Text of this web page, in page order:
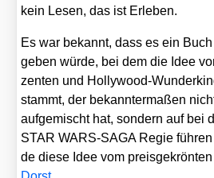
kein Lesen, das ist Erle­ben.
Es war bekannt, dass es ein
geben wür­de, bei dem die Idee
zen­ten und Hol­ly­wood-
stammt, der bekann­ter­ma­ßen
auf­ge­mischt hat, son­dern auf bei
STAR WARS-SAGA Regie
de die­se Idee vom